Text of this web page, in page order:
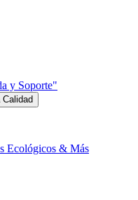
y Soporte"
Ecológicos & Más